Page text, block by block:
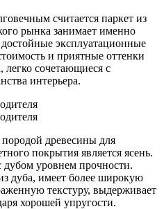
считается паркет из
рынка занимает именно
эксплуатационные
и приятные оттенки
легко сочетающиеся с
интерьера.
древесины для
покрытия является ясень.
дубом уровнем прочности.
дуба, имеет более широкую
текстуру, выдерживает
хорошей упругости.